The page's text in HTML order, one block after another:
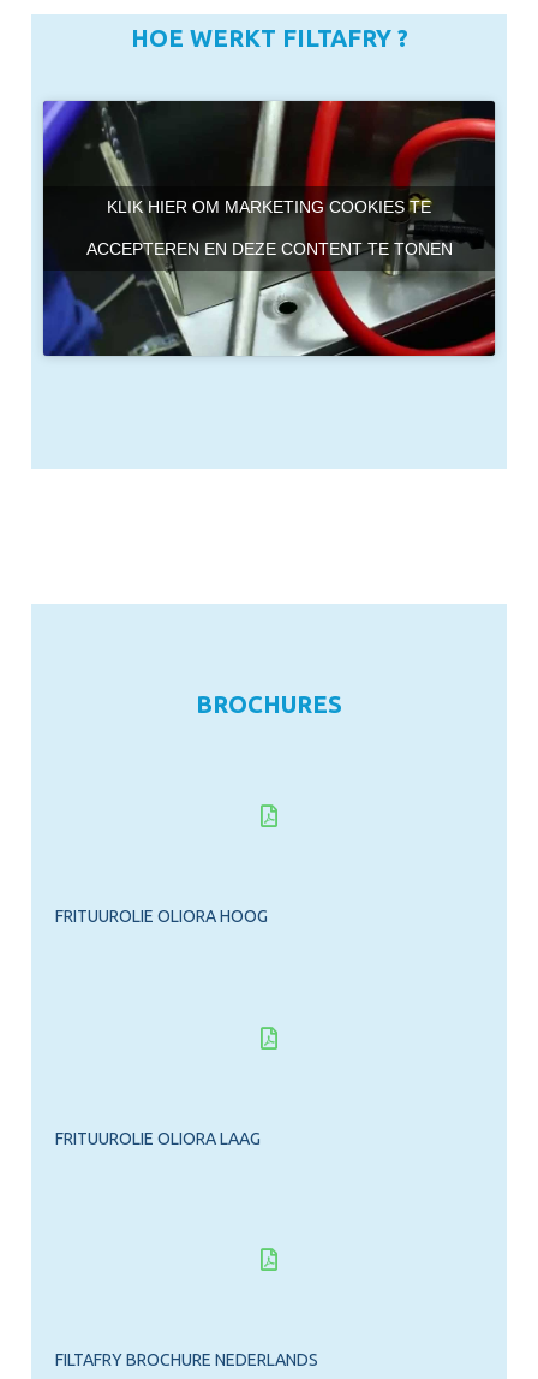
HOE WERKT FILTAFRY ?
KLIK HIER OM MARKETING COOKIES TE
ACCEPTEREN EN DEZE CONTENT TE TONEN
BROCHURES
FRITUUROLIE OLIORA HOOG
FRITUUROLIE OLIORA LAAG
FILTAFRY BROCHURE NEDERLANDS